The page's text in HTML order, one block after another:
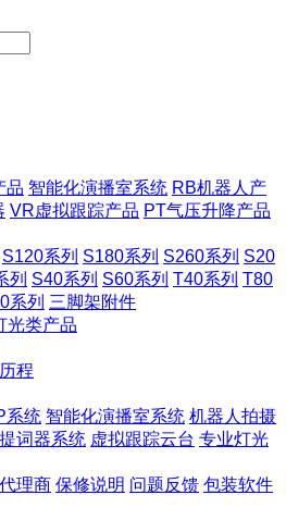
品 智能化演播室系统 RB机器人产
VR虚拟跟踪产品 PT气压升降产品
S120系列 S180系列 S260系列 S20
列 S40系列 S60系列 T40系列 T80
系列 三脚架附件
光类产品
程
系统 智能化演播室系统 机器人拍摄
提词器系统 虚拟跟踪云台 专业灯光
理商 保修说明 问题反馈 包装软件